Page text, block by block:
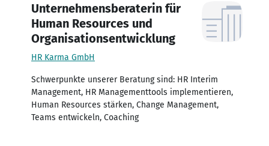
Unternehmensberaterin für
Human Resources und
Organisationsentwicklung
HR Karma GmbH
Schwerpunkte unserer Beratung sind: HR Interim
Management, HR Managementtools implementieren,
Human Resources stärken, Change Management,
Teams entwickeln, Coaching